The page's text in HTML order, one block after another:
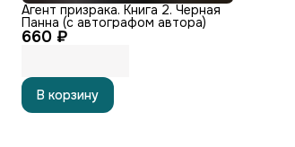
660 ₽
Агент призрака. Книга 2. Черная
Панна (с автографом автора)
В корзину